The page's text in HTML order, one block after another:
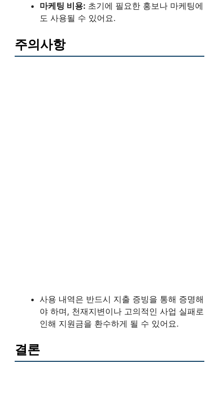
마케팅 비용: 초기에 필요한 홍보나 마케팅에
도 사용될 수 있어요.
주의사항
사용 내역은 반드시 지출 증빙을 통해 증명해
야 하며, 천재지변이나 고의적인 사업 실패로
인해 지원금을 환수하게 될 수 있어요.
결론